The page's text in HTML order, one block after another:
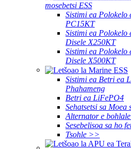
mosebetsi ESS
Sistimi ea Polokelo
PC15KT
Sistimi ea Polokelo
Disele X250KT
Sistimi ea Polokelo
Disele X500KT
Sistimi ea Betri ea
Phahameng
Betri ea LiFePO4
Sehatsetsi sa Moea
Alternator e
Sesebelisoa sa ho
Tsohle >>